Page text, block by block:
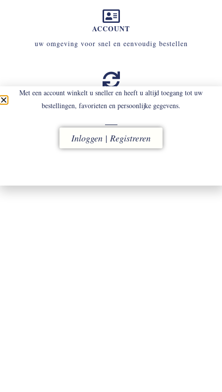
ACCOUNT
uw omgeving voor snel en eenvoudig bestellen
RUILEN
binnen 14 dagen
Met een account winkelt u sneller en heeft u altijd toegang tot uw
bestellingen, favorieten en persoonlijke gegevens.
Inloggen | Registreren